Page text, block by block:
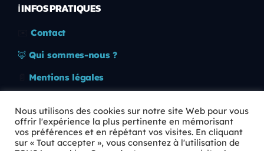
ℹ️ INFOS PRATIQUES
Contact
🦊 Qui sommes-nous ?
Mentions légales
🛡️ RGPD
Copyright © 2026 Animkids. Tous droits réservés.
Nous utilisons des cookies sur notre site Web pour vous
offrir l'expérience la plus pertinente en mémorisant
vos préférences et en répétant vos visites. En cliquant
sur « Tout accepter », vous consentez à l'utilisation de